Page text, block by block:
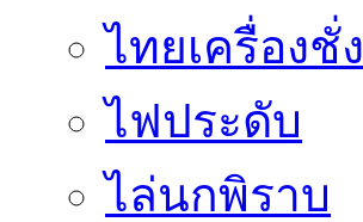
ไทยเครื่องชั่ง
ไฟประดับ
ไล่นกพิราบ